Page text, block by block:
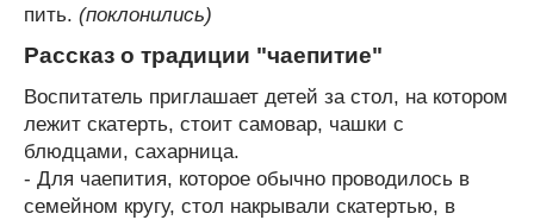
пить. (поклонились)
Рассказ о традиции "чаепитие"
Воспитатель приглашает детей за стол, на котором
лежит скатерть, стоит самовар, чашки с
блюдцами, сахарница.
- Для чаепития, которое обычно проводилось в
семейном кругу, стол накрывали скатертью, в